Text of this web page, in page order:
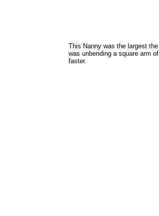
This Nanny was the largest
was unbending a square arm
faster.